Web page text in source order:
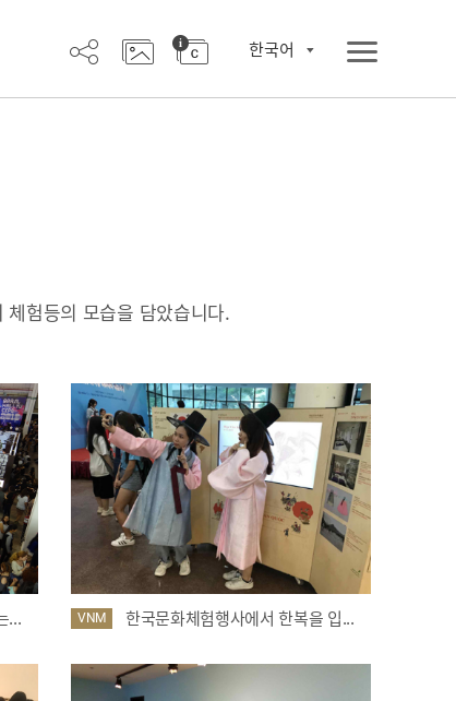
한국어
험등의 모습을 담았습니다.
... VNM 한국문화체험행사에서 한복을 입...